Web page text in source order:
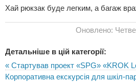
Хай рюкзак буде легким, а багаж
Оновлено:
Детальніше в цій категорії:
« Стартував проект «SPG» «KROK
Корпоративна екскурсія для шкіл-